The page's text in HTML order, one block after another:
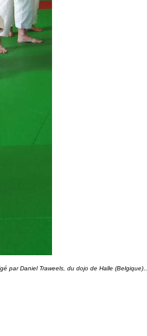
par Daniel Traweels, du dojo de Halle (Belgique)…